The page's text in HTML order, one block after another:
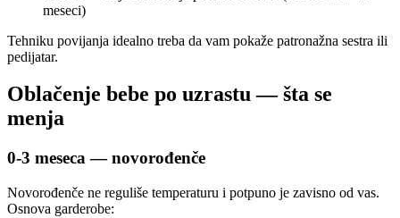
meseci)
Tehniku povijanja idealno treba da vam pokaže patronažna sestra ili
pedijatar.
Oblačenje bebe po uzrastu — šta se
menja
0-3 meseca — novorođenče
Novorođenče ne reguliše temperaturu i potpuno je zavisno od vas.
Osnova garderobe: